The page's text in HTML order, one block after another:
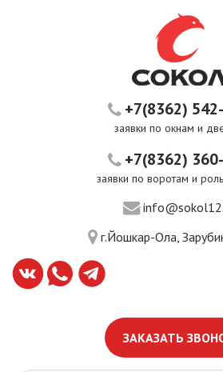
+7(8362)
заявки по окнам и
+7(8362)
заявки по воротам и
г.Йошкар-Ола,
ЗАКАЗАТЬ